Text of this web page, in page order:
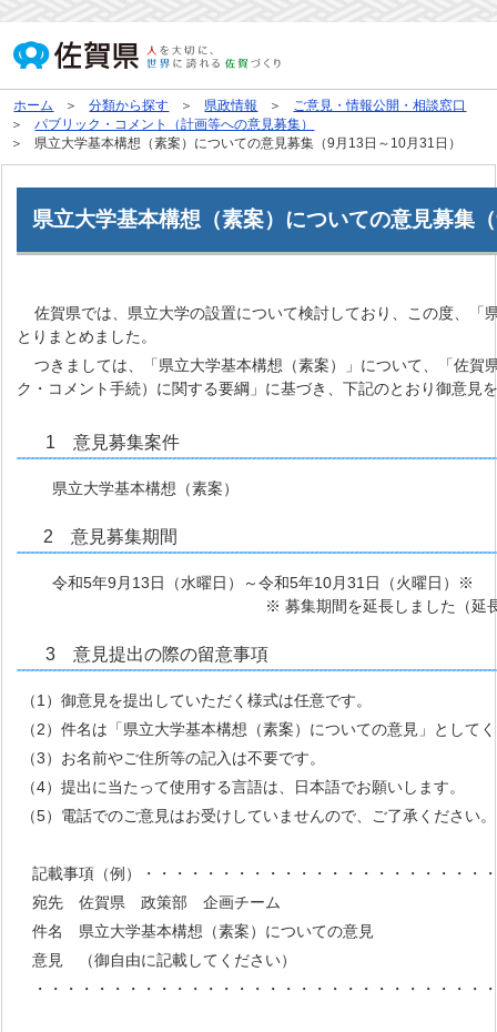
ホーム 分類から探す 県政情報
ご意見・情報公開・相談窓口
パブリック・コメント（計画等への意見募集）
県立大学基本構想（素案）についての意見募集（9月13日～10月31日）
県立大学基本構想（素案）についての意見募集
佐賀県では、県立大学の設置について検討しており、この度、「
とりまとめました。
つきましては、「県立大学基本構想（素案）」について、「佐賀
ク・コメント手続）に関する要綱」に基づき、下記のとおり御意見
1 意見募集案件
県立大学基本構想（素案）
2 意見募集期間
令和5年9月13日（水曜日）～令和5年10月31日（火曜日）※
※ 募集期間を延長しました（延長前：10
3 意見提出の際の留意事項
（1）御意見を提出していただく様式は任意です。
（2）件名は「県立大学基本構想（素案）についての意見」として
（3）お名前やご住所等の記入は不要です。
（4）提出に当たって使用する言語は、日本語でお願いします。
（5）電話でのご意見はお受けしていませんので、ご了承ください。
記載事項（例）・・・・・・・・・・・・・・・・・・・・・・
宛先 佐賀県 政策部 企画チーム
件名 県立大学基本構想（素案）についての意見
意見 （御自由に記載してください）
・・・・・・・・・・・・・・・・・・・・・・・・・・・・・